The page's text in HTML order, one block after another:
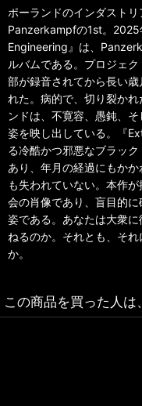
ポーランドのインダストリ
Panzerkampfの1st。
Engineering』は、
ルバムである。プロジェ
部が録音されてから長い
れた。病的で、切り裂か
ンドは、不寛容、愚鈍、
姿を映し出している。『
る冷酷かつ邪悪なブラッ
あり、年月の経過にもか
も失われていない。本作
会の肖像であり、盲目的
姿である。あなたは大衆
ねるのか。それとも、そ
か。
この商品を買った人